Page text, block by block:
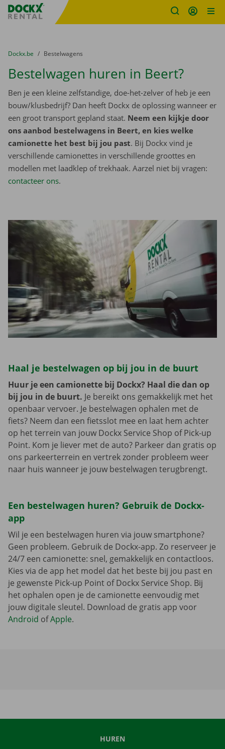
Fratello DEMO
U bevindt zich hier:
van
Dockx.be naar
Bestelwagens
Bestelwagen huren in Beert?
Ben je een kleine zelfstandige, doe-het-zelver of heb je een
bouw/klusbedrijf? Dan heeft Dockx de oplossing wanneer er
een groot transport gepland staat. Neem een kijkje door
ons aanbod bestelwagens in Beert, en kies welke
camionette het best bij jou past. Bij Dockx vind je
verschillende camionettes in verschillende groottes en
modellen met laadklep of trekhaak. Aarzel niet bij vragen:
contacteer ons.
Haal je bestelwagen op bij jou in de buurt
Huur je een camionette bij Dockx? Haal die dan op
bij jou in de buurt. Je bereikt ons gemakkelijk met het
openbaar vervoer. Je bestelwagen ophalen met de
fiets? Neem dan een fietsslot mee en laat hem achter
op het terrein van jouw Dockx Service Shop of Pick-up
Point. Kom je liever met de auto? Parkeer dan gratis op
ons parkeerterrein en vertrek zonder probleem weer
naar huis wanneer je jouw bestelwagen terugbrengt.
Een bestelwagen huren? Gebruik de Dockx-
app
Wil je een bestelwagen huren via jouw smartphone?
Geen probleem. Gebruik de Dockx-app. Zo reserveer je
24/7 een camionette: snel, gemakkelijk en contactloos.
Kies via de app het model dat het beste bij jou past en
je gewenste Pick-up Point of Dockx Service Shop. Bij
het ophalen open je de camionette eenvoudig met
jouw digitale sleutel. Download de gratis app voor
Android ofApple.
HUREN